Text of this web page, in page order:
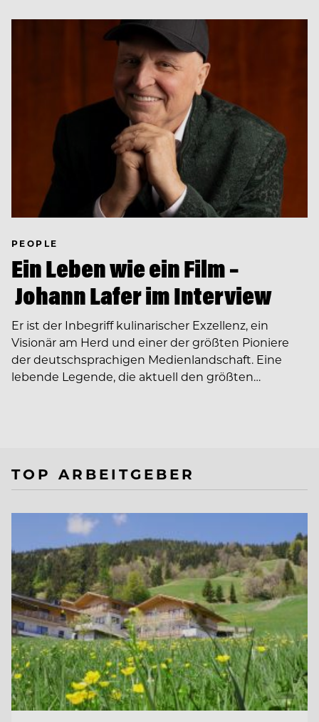
PEOPLE
Ein Leben wie ein Film –
Johann Lafer im Interview
Er ist der Inbegriff kulinarischer Exzellenz, ein
Visionär am Herd und einer der größten Pioniere
der deutschsprachigen Medienlandschaft. Eine
lebende Legende, die aktuell den größten…
TOP ARBEITGEBER